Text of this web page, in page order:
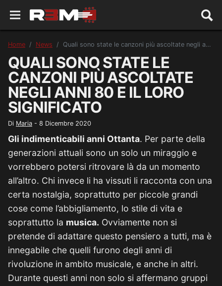
Home News Quali sono state le canzoni più ascoltate negli anni 80 e il loro significato
QUALI SONO STATE LE
CANZONI PIÙ ASCOLTATE
NEGLI ANNI 80 E IL LORO
SIGNIFICATO
Di Maria - 8 Dicembre 2020
Gli indimenticabili anni Ottanta. Per parte della
generazioni attuali sono un solo un miraggio e
vorrebbero potersi ritrovare là da un momento
all’altro. Chi invece li ha vissuti li racconta con una
certa nostalgia, soprattutto per piccole grandi
cose come l’abbigliamento, lo stile di vita e
soprattutto la musica. Ovviamente non si
pretende di adattare questo pensiero a tutti, ma è
innegabile che quelli furono degli anni di
rivoluzione in ambito musicale, e anche in altri.
Durante questi anni non solo si affermano gruppi